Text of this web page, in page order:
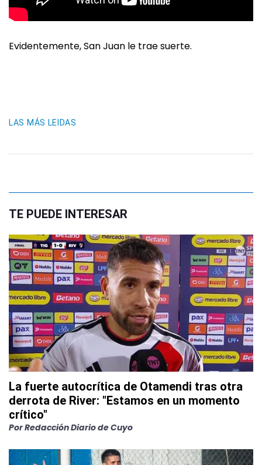
Evidentemente, San Juan le trae suerte.
LAS MÁS LEIDAS
TE PUEDE INTERESAR
La fuerte autocrítica de Otamendi tras otra
derrota de River: "Estamos en un momento
crítico"
PorRedacción Diario de Cuyo